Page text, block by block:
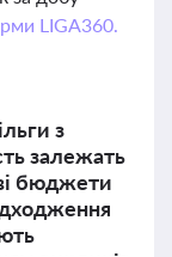
LIGA360.
з
залежать
бюджети